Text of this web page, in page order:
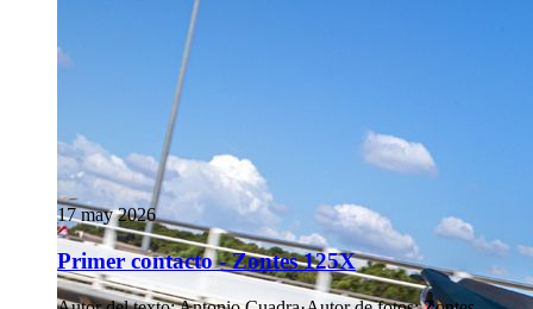
17 may 2026
Primer contacto - Zontes 125X